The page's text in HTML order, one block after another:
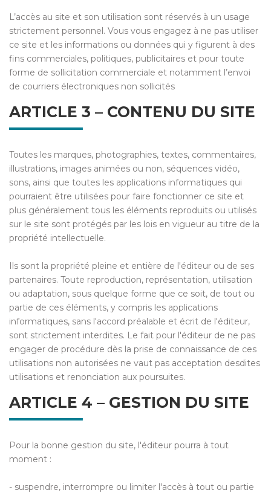
L’accès au site et son utilisation sont réservés à un usage
strictement personnel. Vous vous engagez à ne pas utiliser
ce site et les informations ou données qui y figurent à des
fins commerciales, politiques, publicitaires et pour toute
forme de sollicitation commerciale et notamment l’envoi
de courriers électroniques non sollicités
ARTICLE 3 – CONTENU DU SITE
Toutes les marques, photographies, textes, commentaires,
illustrations, images animées ou non, séquences vidéo,
sons, ainsi que toutes les applications informatiques qui
pourraient être utilisées pour faire fonctionner ce site et
plus généralement tous les éléments reproduits ou utilisés
sur le site sont protégés par les lois en vigueur au titre de la
propriété intellectuelle.
Ils sont la propriété pleine et entière de l'éditeur ou de ses
partenaires. Toute reproduction, représentation, utilisation
ou adaptation, sous quelque forme que ce soit, de tout ou
partie de ces éléments, y compris les applications
informatiques, sans l'accord préalable et écrit de l'éditeur,
sont strictement interdites. Le fait pour l'éditeur de ne pas
engager de procédure dès la prise de connaissance de ces
utilisations non autorisées ne vaut pas acceptation desdites
utilisations et renonciation aux poursuites.
ARTICLE 4 – GESTION DU SITE
Pour la bonne gestion du site, l'éditeur pourra à tout
moment :
- suspendre, interrompre ou limiter l'accès à tout ou partie